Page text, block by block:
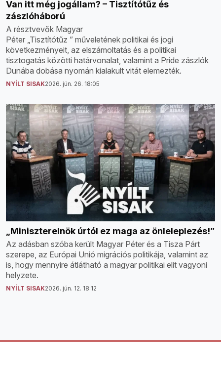
Van itt még jogállam? – Tisztítótűz és
zászlóháború
A résztvevők Magyar
Péter „Tisztítótűz ” műveletének politikai és jogi
következményeit, az elszámoltatás és a politikai
tisztogatás közötti határvonalat, valamint a Pride zászlók
Dunába dobása nyomán kialakult vitát elemezték.
NYÍLT SISAK2026. jún. 26. 18:05
„Miniszterelnök úrtól ez maga az önleleplezés!”
Az adásban szóba került Magyar Péter és a Tisza Párt
szerepe, az Európai Unió migrációs politikája, valamint az
is, hogy mennyire átlátható a magyar politikai elit vagyoni
helyzete.
NYÍLT SISAK2026. jún. 12. 18:12